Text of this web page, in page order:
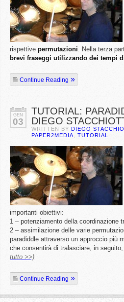
rispettive permutazioni. Nella terza
brevi fraseggi utilizzando dei tempi
Continue Reading
GEN
03
TUTORIAL:
DIEGO
WRITTEN BY DIEGO
PAPER2MEDIA
TUTORIAL
importanti obiettivi:
1 – potenziamento della coordinazione
2 – assimilazione delle varie
paradiddle attraverso un approccio più
che consentirà di tralasciare, in
tutto >>)
Continue Reading